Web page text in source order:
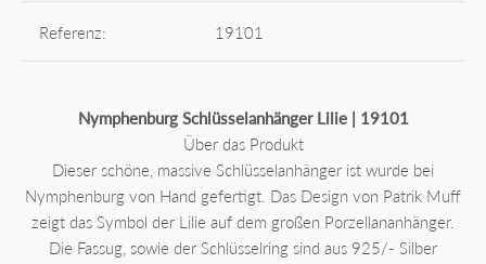
Referenz: 19101
Nymphenburg Schlüsselanhänger Lilie | 19101
Über das Produkt
Dieser schöne, massive Schlüsselanhänger ist wurde bei
Nymphenburg von Hand gefertigt. Das Design von Patrik Muff
zeigt das Symbol der Lilie auf dem großen Porzellananhänger.
Die Fassug, sowie der Schlüsselring sind aus 925/- Silber